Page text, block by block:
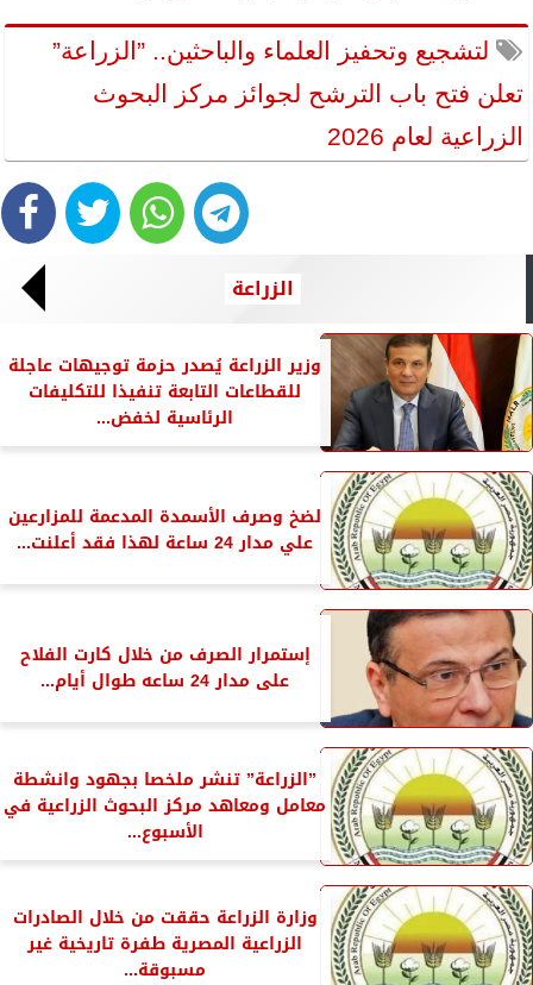
لتشجيع وتحفيز العلماء والباحثين.. ”الزراعة”
تعلن فتح باب الترشح لجوائز مركز البحوث
الزراعية لعام 2026
الزراعة
وزير الزراعة يُصدر حزمة توجيهات عاجلة
للقطاعات التابعة تنفيذا للتكليفات
الرئاسية لخفض...
لضخ وصرف الأسمدة المدعمة للمزارعين
علي مدار 24 ساعة لهذا فقد أعلنت...
إستمرار الصرف من خلال كارت الفلاح
على مدار 24 ساعه طوال أيام...
”الزراعة” تنشر ملخصا بجهود وانشطة
معامل ومعاهد مركز البحوث الزراعية في
الأسبوع...
وزارة الزراعة حققت من خلال الصادرات
الزراعية المصرية طفرة تاريخية غير
مسبوقة...